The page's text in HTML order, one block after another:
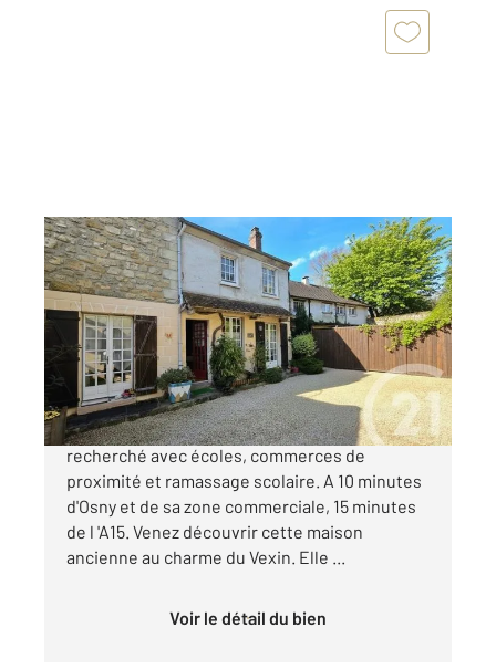
GRISY LES PLATRES 95
130 m2, 6 pièces
Ref : 556
Maison à vendre
299 000 €
EXCLUSIVITE RARE SUR LE SECTEUR. Secteur
recherché avec écoles, commerces de
proximité et ramassage scolaire. A 10 minutes
d'Osny et de sa zone commerciale, 15 minutes
de l 'A15. Venez découvrir cette maison
ancienne au charme du Vexin. Elle ...
Voir le détail du bien